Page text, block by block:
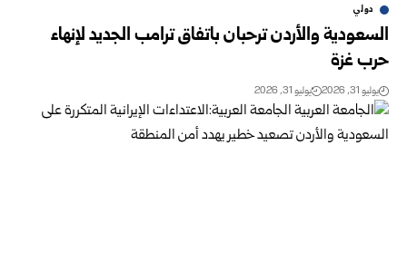
دولي
السعودية والأردن ترحبان باتفاق ترامب الجديد لإنهاء
حرب غزة
يوليو 31, 2026 يوليو 31, 2026